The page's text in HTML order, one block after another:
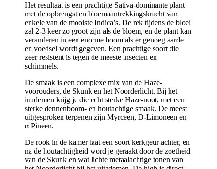
Het resultaat is een prachtige Sativa-dominante plant
met de opbrengst en bloemaantrekkingskracht van
enkele van de mooiste Indica’s. De rek tijdens de bloei
zal 2-3 keer zo groot zijn als de bloem, en de plant kan
veranderen in een enorme boom als er genoeg aarde
en voedsel wordt gegeven. Een prachtige soort die
zeer resistent is tegen de meeste insecten en
schimmels.
De smaak is een complexe mix van de Haze-
voorouders, de Skunk en het Noorderlicht. Bij het
inademen krijg je die echt sterke Haze-noot, met een
sterke dennenboom- en houtachtige smaak. De meest
uitgesproken terpenen zijn Myrceen, D-Limoneen en
α-Pineen.
De rook in de kamer laat een soort kerkgeur achter, en
na de houtachtigheid word je geraakt door de zoetheid
van de Skunk en wat lichte metaalachtige tonen van